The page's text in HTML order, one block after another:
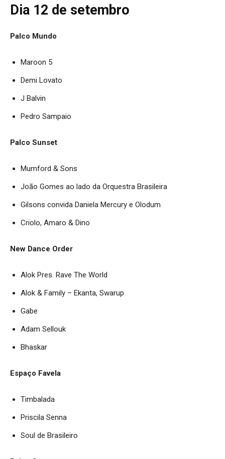
Dia 12 de setembro
Palco Mundo
Maroon 5
Demi Lovato
J Balvin
Pedro Sampaio
Palco Sunset
Mumford & Sons
João Gomes ao lado da Orquestra Brasileira
Gilsons convida Daniela Mercury e Olodum
Criolo, Amaro & Dino
New Dance Order
Alok Pres. Rave The World
Alok & Family – Ekanta, Swarup
Gabe
Adam Sellouk
Bhaskar
Espaço Favela
Timbalada
Priscila Senna
Soul de Brasileiro